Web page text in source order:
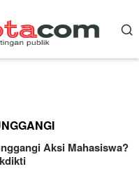
Aksi Mahasiswa?